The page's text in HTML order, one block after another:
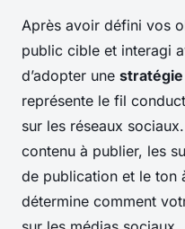
Après avoir défini vos
public cible et interagi
d’adopter une
représente le fil
sur les réseaux
contenu à publier, les
de publication et le ton
détermine comment